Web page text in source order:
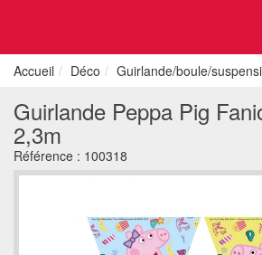
Accueil Déco Guirlande/boule/
Guirlande Peppa Pig
2,3m
Référence : 100318